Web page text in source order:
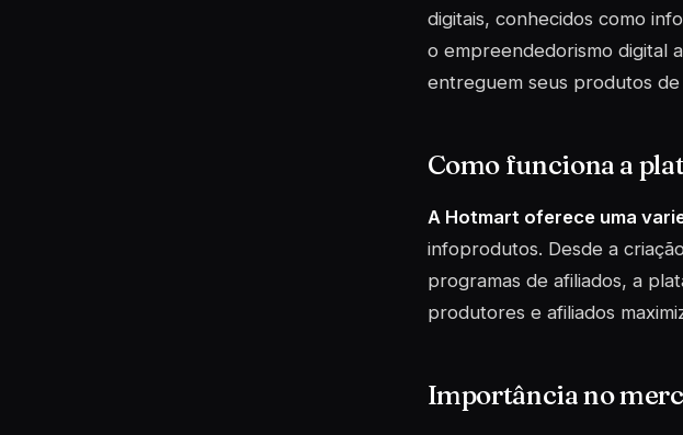
digitais, conhecidos como
o empreendedorismo digital
entreguem seus produtos
Como funciona a
A Hotmart oferece uma
infoprodutos. Desde a
programas de afiliados, a
produtores e afiliados
Importância no